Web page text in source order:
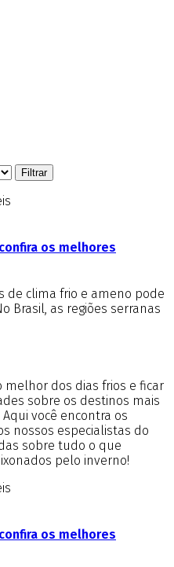
os melhores
de clima frio e ameno pode
Brasil, as regiões serranas
melhor dos dias frios e ficar
sobre os destinos mais
você encontra os
nossos especialistas do
sobre tudo o que
pelo inverno!
os melhores